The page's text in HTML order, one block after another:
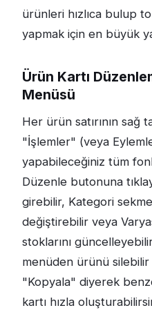
ürünleri hızlıca bulup
yapmak için en büyük
Ürün Kartı
Menüsü
Her ürün satırının sağ
"İşlemler" (veya
yapabileceğiniz tüm
Düzenle butonuna
girebilir, Kategori
değiştirebilir veya
stoklarını
menüden ürünü
"Kopyala" diyerek
kartı hızla